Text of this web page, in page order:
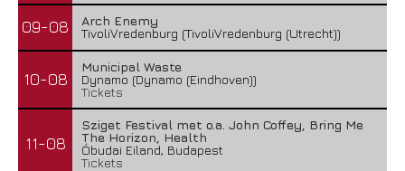
09-08
Arch Enemy
TivoliVredenburg (TivoliVredenburg (Utrecht))
10-08
Municipal Waste
Dynamo (Dynamo (Eindhoven))
Tickets
11-08
Sziget Festival met o.a. John Coffey, Bring Me
The Horizon, Health
Óbudai Eiland, Budapest
Tickets